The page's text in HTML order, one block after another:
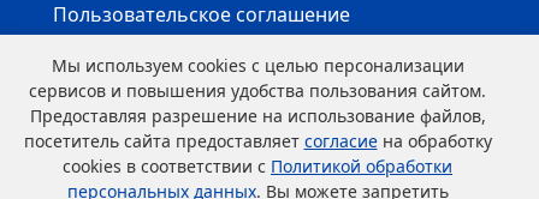
Пользовательское соглашение
Карта сайта
Мы используем cookies с целью персонализации
сервисов и повышения удобства пользования сайтом.
Предоставляя разрешение на использование файлов,
посетитель сайта предоставляет согласиена обработку
cookies в соответствии с Политикой обработки
персональных данных. Вы можете запретить